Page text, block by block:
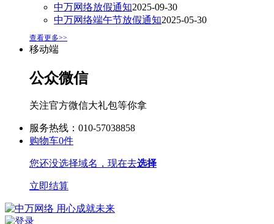
中万网络放假通知2025-09-30
中万网络端午节放假通知2025-05-30
查看更多>>
移动端
公众微信
关注官方微信大礼包等你拿
服务热线：010-57038858
购物车0件
您还没选择域名，现在去选择
立即结算